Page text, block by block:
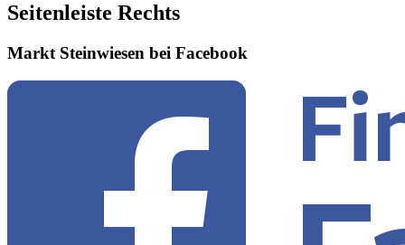
Seitenleiste Rechts
Markt Steinwiesen bei Facebook